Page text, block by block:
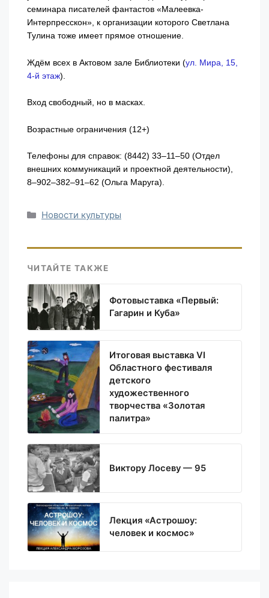
семинара писателей фантастов «Малеевка-
Интерпресскон», к организации которого Светлана
Тулина тоже имеет прямое отношение.
Ждём всех в Актовом зале Библиотеки (ул. Мира, 15,
4-й этаж).
Вход свободный, но в масках.
Возрастные ограничения (12+)
Телефоны для справок: (8442) 33–11–50 (Отдел
внешних коммуникаций и проектной деятельности),
8–902–382–91–62 (Ольга Маруга).
Рубрики
Новости культуры
ЧИТАЙТЕ ТАКЖЕ
Фотовыставка «Первый:
Гагарин и Куба»
Итоговая выставка VI
Областного фестиваля
детского
художественного
творчества «Золотая
палитра»
Виктору Лосеву — 95
Лекция «Астрошоу:
человек и космос»